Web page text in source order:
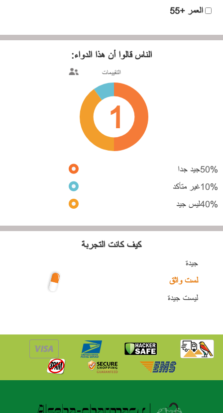
العمر +55
الناس قالوا أن هذا الدواء:
التقييمات
1
جيد جدا50%
غير متأكد10%
ليس جيد40%
كيف كانت التجربة
جيدة
لست واثق
ليست جيدة